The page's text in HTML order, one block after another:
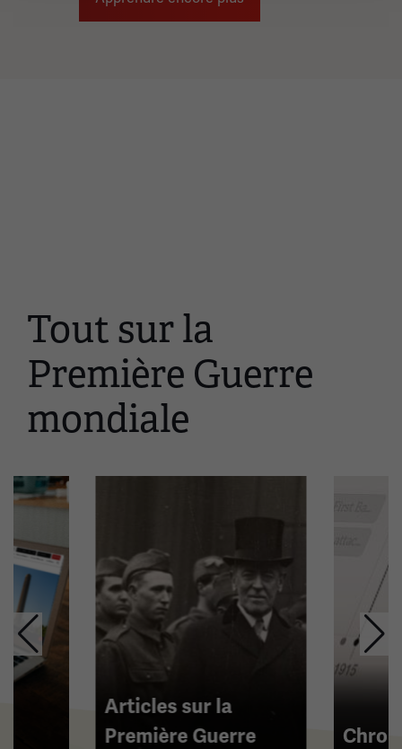
Ceci
est
un
carrousel.
Cette
section
plusieurs
diapositives
des
liens.
Utilisez
les
flèches
gauche
Tout sur la
Première Guerre
mondiale
Articles sur la
Première Guerre